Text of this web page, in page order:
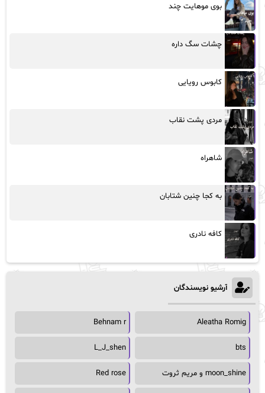
بوی موهایت چند
چشات سگ داره
کابوس رویایی
مردی پشت نقاب
شاهراه
به کجا چنین شتابان
کافه نادری
آرشیو نویسندگان
Aleatha Romig
Behnam r
bts
L_J_shen
moon_shine و مریم ثروت Red rose